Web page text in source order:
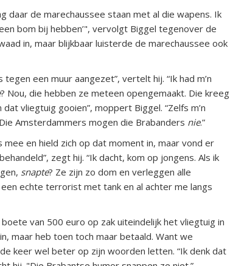
daar de marechaussee staan met al die wapens. Ik
bom bij hebben’", vervolgt Biggel tegenover de
in, maar blijkbaar luisterde de marechaussee ook
een muur aangezet”, vertelt hij. “Ik had m’n
? Nou, die hebben ze meteen opengemaakt. Die kreeg
vliegtuig gooien”, moppert Biggel. “Zelfs m’n
Amsterdammers mogen die Brabanders nie.”
en hield zich op dat moment in, maar vond er
zegt hij. “Ik dacht, kom op jongens. Als ik
snapte? Ze zijn zo dom en verleggen alle
echte terrorist met tank en al achter me langs
van 500 euro op zak uiteindelijk het vliegtuig in
maar heb toen toch maar betaald. Want we
keer wel beter op zijn woorden letten. “Ik denk dat